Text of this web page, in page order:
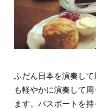
ふだん日本を演奏し
も軽やかに演奏して
ます。パスポートを